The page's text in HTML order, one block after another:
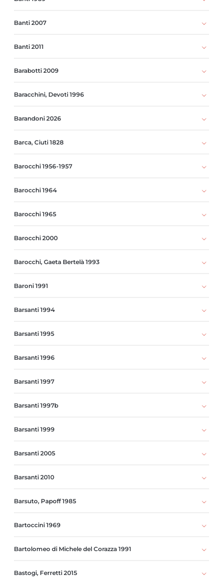
Banti 2007
Banti 2011
Barabotti 2009
Baracchini, Devoti 1996
Barandoni 2026
Barca, Ciuti 1828
Barocchi 1956-1957
Barocchi 1964
Barocchi 1965
Barocchi 2000
Barocchi, Gaeta Bertelà 1993
Baroni 1991
Barsanti 1994
Barsanti 1995
Barsanti 1996
Barsanti 1997
Barsanti 1997b
Barsanti 1999
Barsanti 2005
Barsanti 2010
Barsuto, Papoff 1985
Bartoccini 1969
Bartolomeo di Michele del Corazza 1991
Bastogi, Ferretti 2015